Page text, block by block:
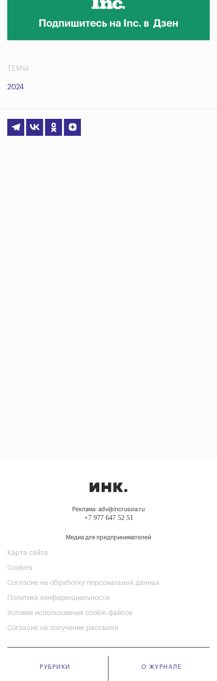
ТЕМЫ
2024
Реклама: adv@incrussia.ru
+7 977 647 52 51
Медиа для предпринимателей
Карта сайта
Cookies
Согласие на обработку персональных данных
Политика конфиденциальности
Условия использования cookie-файлов
Согласие на получение рассылки
РУБРИКИ О ЖУРНАЛЕ